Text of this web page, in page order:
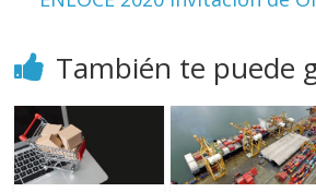
También te puede